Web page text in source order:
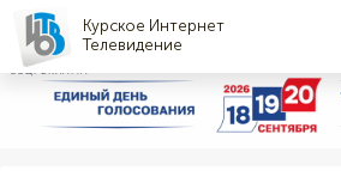
Курское Интернет
Телевидение
СОЦРЕКЛАМА